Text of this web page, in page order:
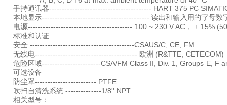
手持通讯器---------------------------------------- HART 375 PC
本地显示------------------------------------------ 读出和输入用的字母数
电源----------------------------------------- 100 ~ 230 V AC， ± 15%
标准和认证
安全 -----------------------------------------CSAUS/C, CE, FM
无线电---------------------------------------- 欧洲 (R&TTE, CETECOM)
危险区域-----------------------CSA/FM Class II, Div. 1, Groups E, F
可选设备
防尘罩------------------------ PTFE
吹扫自清洗系统 --------------1/8'' NPT
相关型号：